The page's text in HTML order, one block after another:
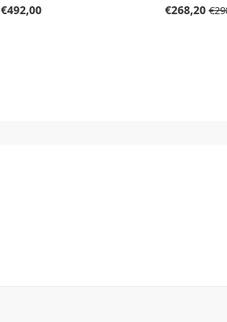
€492,00
Grande
€268,20